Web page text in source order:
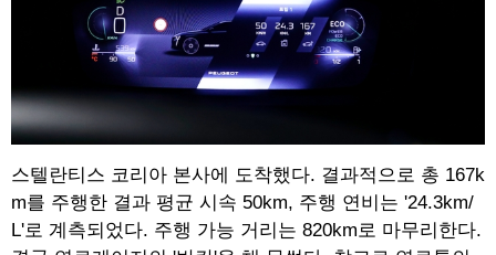
스텔란티스 코리아 본사에 도착했다. 결과적으로 총 167k
m를 주행한 결과 평균 시속 50km, 주행 연비는 '24.3km/
L'로 계측되었다. 주행 가능 거리는 820km로 마무리한다.